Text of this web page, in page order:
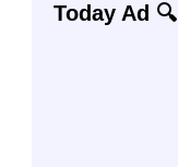
Today Ad 🔍